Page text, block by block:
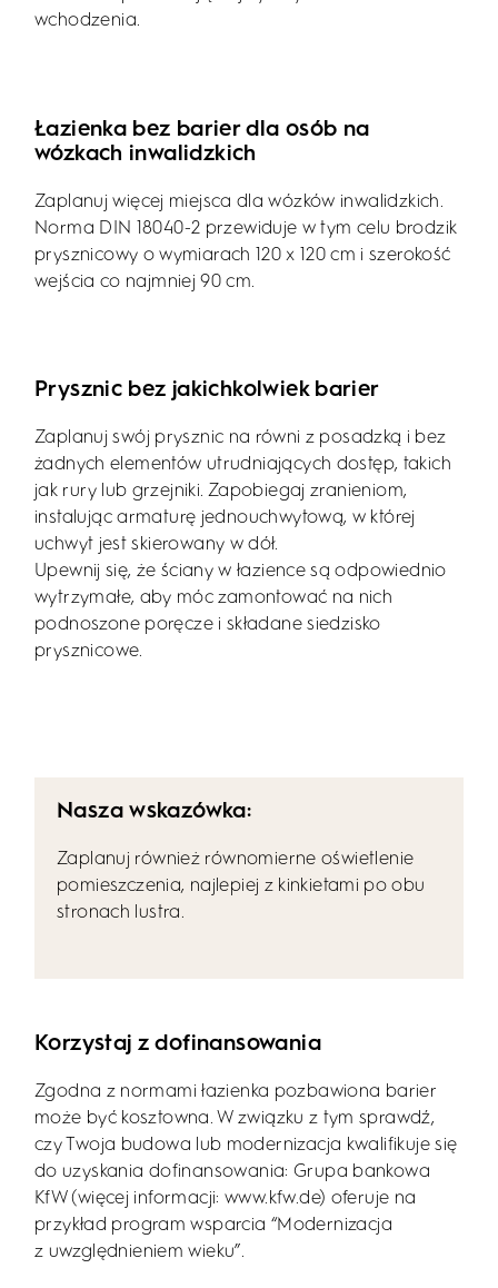
wchodzenia.
Łazienka bez barier dla osób na
wózkach inwalidzkich
Zaplanuj więcej miejsca dla wózków inwalidzkich.
Norma DIN 18040-2 przewiduje w tym celu brodzik
prysznicowy o wymiarach 120 x 120 cm i szerokość
wejścia co najmniej 90 cm.
Prysznic bez jakichkolwiek barier
Zaplanuj swój prysznic na równi z posadzką i bez
żadnych elementów utrudniających dostęp, takich
jak rury lub grzejniki. Zapobiegaj zranieniom,
instalując armaturę jednouchwytową, w której
uchwyt jest skierowany w dół.
Upewnij się, że ściany w łazience są odpowiednio
wytrzymałe, aby móc zamontować na nich
podnoszone poręcze i składane siedzisko
prysznicowe.
Nasza wskazówka:
Zaplanuj również równomierne oświetlenie
pomieszczenia, najlepiej z kinkietami po obu
stronach lustra.
Korzystaj z dofinansowania
Zgodna z normami łazienka pozbawiona barier
może być kosztowna. W związku z tym sprawdź,
czy Twoja budowa lub modernizacja kwalifikuje się
do uzyskania dofinansowania: Grupa bankowa
KfW (więcej informacji: www.kfw.de) oferuje na
przykład program wsparcia “Modernizacja
z uwzględnieniem wieku”.